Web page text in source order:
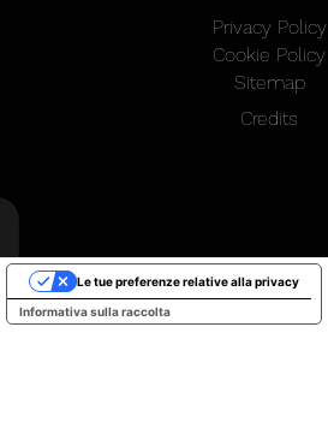
Privacy Policy
Cookie Policy
Sitemap
Credits
Informativa sulla raccolta
Le tue preferenze relative alla privacy